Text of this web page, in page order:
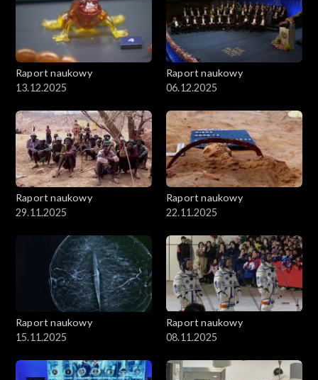
Raport naukowy
13.12.2025
Raport naukowy
06.12.2025
Raport naukowy
29.11.2025
Raport naukowy
22.11.2025
Raport naukowy
15.11.2025
Raport naukowy
08.11.2025